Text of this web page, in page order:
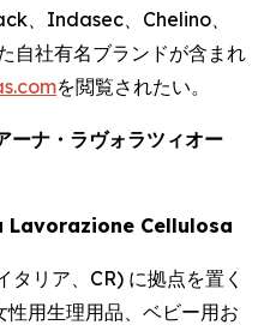
、Indasec、Chelino、
自社有名ブランドが含まれ
を閲覧されたい。
ーナ・ラヴォラツィオー
Cellulosa
タリア、CR) に拠点を置く
用生理用品、ベビー用お